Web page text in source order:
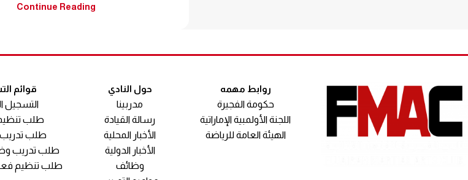
Continue Reading
روابط مهمه
حكومة الفجيرة
اللجنة الأولمبية الإماراتية
الهيئة العامة للرياضة
حول النادي
مدربينا
رسالة القيادة
الأخبار المحلية
الأخبار الدولية
وظائف
قوائم
التسجيل
طلب
طلب
طلب تدريب
طلب تنظيم